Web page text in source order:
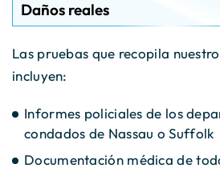
Daños reales
Las pruebas que recopila
incluyen:
Informes policiales de los
condados de Nassau o Suffolk
Documentación médica de